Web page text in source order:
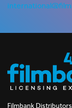
Filmbank